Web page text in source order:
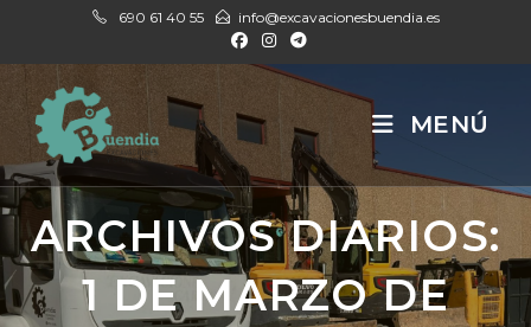
contenido
690 61 40 55 info@excavacionesbuendia.es
MENÚ
ARCHIVOS DIARIOS:
1 DE MARZO DE